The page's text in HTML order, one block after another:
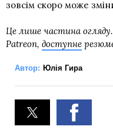
зовсім скоро може
Це лише частина
Patreon, доступне
Автор: Юлія Гира